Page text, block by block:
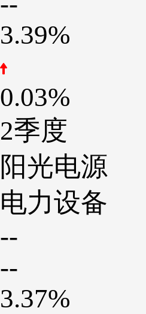
3.39%
0.03%
2季度
阳光电源
电力设备
--
--
3.37%